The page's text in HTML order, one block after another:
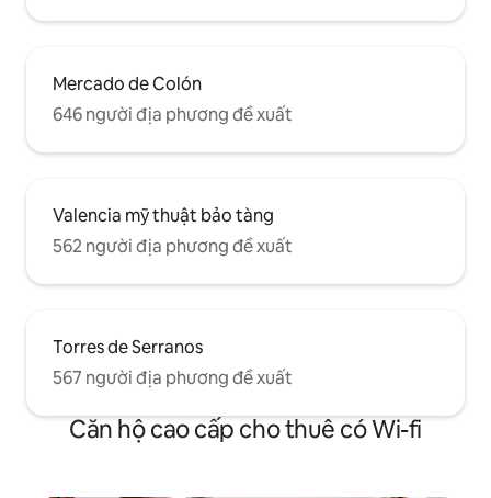
Mercado de Colón
646 người địa phương đề xuất
Valencia mỹ thuật bảo tàng
562 người địa phương đề xuất
Torres de Serranos
567 người địa phương đề xuất
Căn hộ cao cấp cho thuê có Wi-fi